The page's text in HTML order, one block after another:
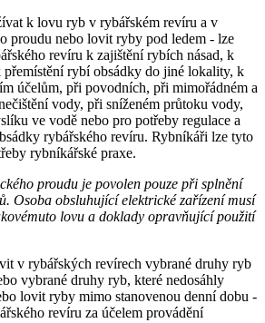
k lovu ryb v rybářském revíru a v
proudu nebo lovit ryby pod ledem - lze
revíru k zajištění rybích násad, k
rybí obsádky do jiné lokality, k
účelům, při povodních, při mimořádném a
vody, při sníženém průtoku vody,
ve vodě nebo pro potřeby regulace a
rybářského revíru. Rybníkáři lze tyto
rybníkářské praxe.
proudu je povolen pouze při splnění
Osoba obsluhující elektrické zařízení musí
lovu a doklady opravňující použití
v rybářských revírech vybrané druhy ryb
vybrané druhy ryb, které nedosáhly
lovit ryby mimo stanovenou denní dobu -
revíru za účelem provádění